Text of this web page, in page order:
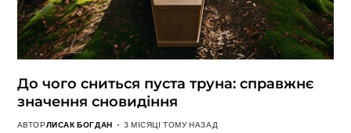
До чого сниться пуста труна: справжнє
значення сновидіння
АВТОРЛИСАК БОГДАН 3 МІСЯЦІ ТОМУ НАЗАД